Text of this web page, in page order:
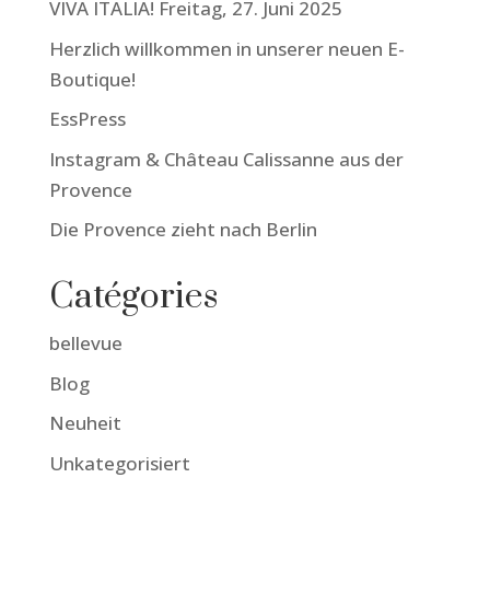
VIVA ITALIA! Freitag, 27. Juni 2025
Herzlich willkommen in unserer neuen E-
Boutique!
EssPress
Instagram & Château Calissanne aus der
Provence
Die Provence zieht nach Berlin
Catégories
bellevue
Blog
Neuheit
Unkategorisiert